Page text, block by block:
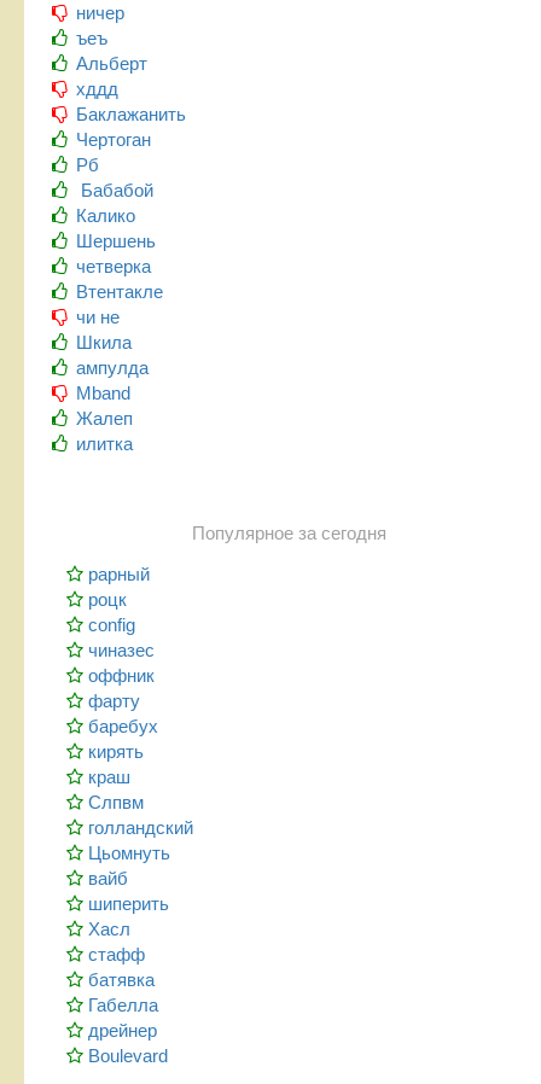
ничер
ъеъ
Альберт
хддд
Баклажанить
Чертоган
Рб
Бабабой
Калико
Шершень
четверка
Втентакле
чи не
Шкила
ампулда
Mband
Жалеп
илитка
Популярное за сегодня
рарный
роцк
config
чиназес
оффник
фарту
баребух
кирять
краш
Слпвм
голландский
Цьомнуть
вайб
шиперить
Хасл
стафф
батявка
Габелла
дрейнер
Boulevard